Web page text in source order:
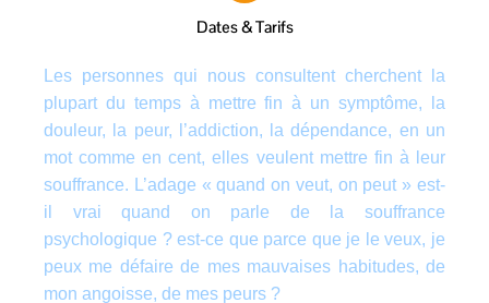
Dates & Tarifs
Les personnes qui nous consultent cherchent la
plupart du temps à mettre fin à un symptôme, la
douleur, la peur, l’addiction, la dépendance, en un
mot comme en cent, elles veulent mettre fin à leur
souffrance. L’adage « quand on veut, on peut » est-
il vrai quand on parle de la souffrance
psychologique ? est-ce que parce que je le veux, je
peux me défaire de mes mauvaises habitudes, de
mon angoisse, de mes peurs ?